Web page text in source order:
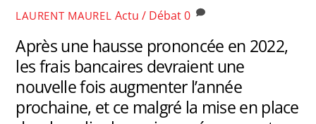
LAURENT MAUREL Actu / Débat0
Après une hausse prononcée en 2022,
les frais bancaires devraient une
nouvelle fois augmenter l’année
prochaine, et ce malgré la mise en place